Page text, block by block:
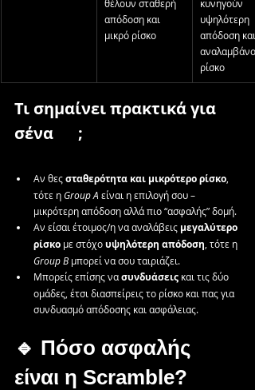
θέλουν σταθερή
απόδοση και
μικρό ρίσκο
κυνηγούν
υψηλότερη
απόδοση και
ρίσκο
Τι σημαίνει πρακτικά για
σένα	;
Αν θες σταθερότητα και μικρότερο ρίσκο
τότε η Group A είναι η επιλογή σου –
μικρότερη απόδοση αλλά πιο “ασφαλής” δομή.
Αν είσαι έτοιμος/η να αναλάβεις μεγαλύτερο
ρίσκο με στόχο υψηλότερη απόδοση , τότε η
Group B μπορεί να σου ταιριάζει.
Μπορείς επίσης να συνδυάσεις και τις δύο
ομάδες, έτσι διασπείρεις το ρίσκο και πας για
συνδυασμό απόδοσης και ασφάλειας.
🔹 Πόσο ασφαλής
είναι η Scramble?